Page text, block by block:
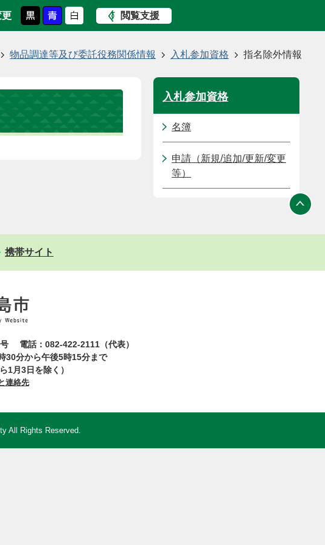
更 閲覧支援
物品調達等及び委託役務関係情報 入札参加資格 指名除外情報
入札参加資格
名簿
申請（新規/追加/更新/変更
等）
携帯サイト
号
電話：082-422-2111（代表）
30分から午後5時15分まで
1月3日を除く）
連絡先
All Rights Reserved.